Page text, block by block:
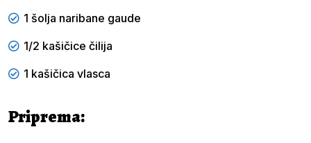
1 šolja naribane gaude
1/2 kašičice čilija
1 kašičica vlasca
Priprema: